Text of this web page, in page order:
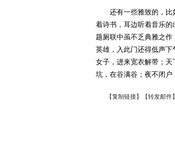
还有一些雅致的，比如
着诗书，耳边听着音乐的
题厕联中虽不乏典雅之
英雄，入此门还得低声下
女子，进来宽衣解带；天
坑，在谷满谷；夜不闭户
【复制链接】【转发邮件】